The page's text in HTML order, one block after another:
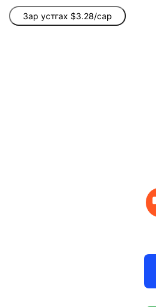
Зар устгах $3.28/сар